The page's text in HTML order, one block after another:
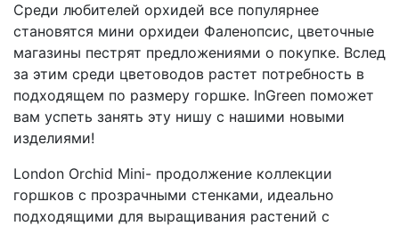
Среди любителей орхидей все популярнее
становятся мини орхидеи Фаленопсис, цветочные
магазины пестрят предложениями о покупке. Вслед
за этим среди цветоводов растет потребность в
подходящем по размеру горшке. InGreen поможет
вам успеть занять эту нишу с нашими новыми
изделиями!
London Orchid Mini- продолжение коллекции
горшков с прозрачными стенками, идеально
подходящими для выращивания растений с